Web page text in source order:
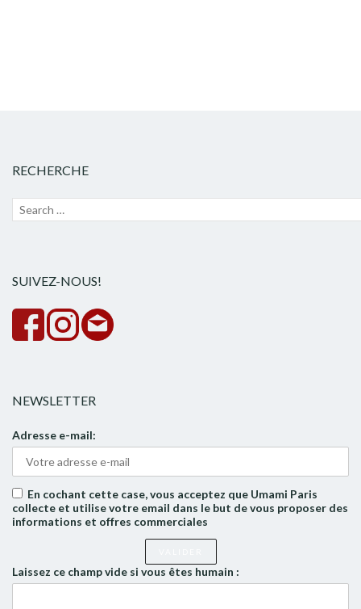
RECHERCHE
Recherche
SUIVEZ-NOUS!
NEWSLETTER
Adresse e-mail:
En cochant cette case, vous acceptez que Umami Paris
collecte et utilise votre email dans le but de vous proposer des
informations et offres commerciales
Laissez ce champ vide si vous êtes humain :